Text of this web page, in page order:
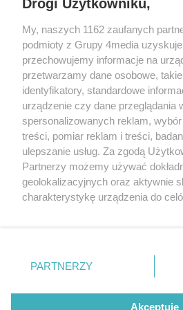
przedmioty
wartości
sobą
wspomnienia.
REKLAMA
Reklama Kontakt
Drogi Użytkowniku,
My, naszych 1162 zaufanych
podmioty z Grupy 4media
przechowujemy informacje na
przetwarzamy dane osobowe,
identyfikatory, standardowe
urządzenie czy dane przeglądania
spersonalizowanych reklam,
treści, pomiar reklam i treści,
ulepszanie usług. Za zgodą
Partnerzy możemy używać
geolokalizacyjnych oraz aktywnie
charakterystykę urządzenia do
zmienić/wycofać klikając przycisk
znajdujący się w lewym dolnym
użytkownika, ale masz prawo
PARTNERZY
Akceptuję